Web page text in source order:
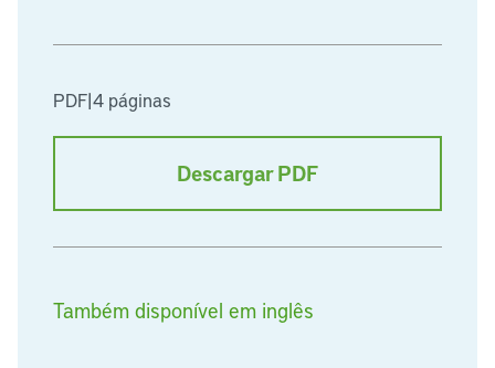
PDF|4 páginas
Descargar PDF
Também disponível em inglês